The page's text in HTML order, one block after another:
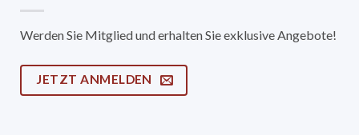
Werden Sie Mitglied und erhalten Sie exklusive Angebote!
JETZT ANMELDEN